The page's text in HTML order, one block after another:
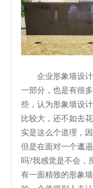
企业形象墙设计
一部分，也是有很
些，认为形象墙设
比较大，还不如去
实是这么个道理，
但是在面对一个邋
吗?我感觉是不会，
有一面精致的形象